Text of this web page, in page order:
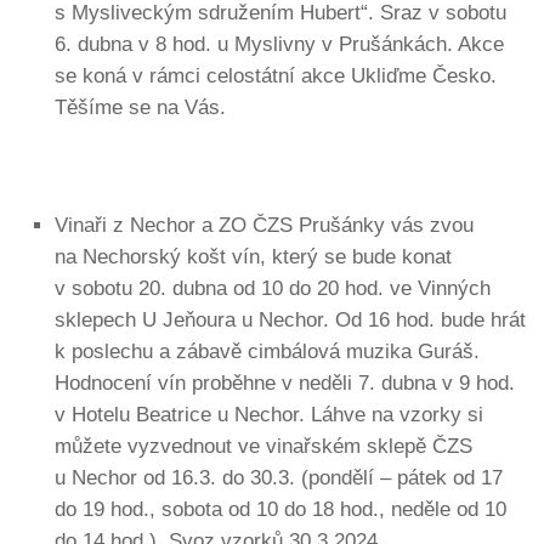
s Mysliveckým sdružením Hubert“. Sraz v sobotu
6. dubna v 8 hod. u Myslivny v Prušánkách. Akce
se koná v rámci celostátní akce Ukliďme Česko.
Těšíme se na Vás.
Vinaři z Nechor a ZO ČZS Prušánky vás zvou
na Nechorský košt vín, který se bude konat
v sobotu 20. dubna od 10 do 20 hod. ve Vinných
sklepech U Jeňoura u Nechor. Od 16 hod. bude hrát
k poslechu a zábavě cimbálová muzika Guráš.
Hodnocení vín proběhne v neděli 7. dubna v 9 hod.
v Hotelu Beatrice u Nechor. Láhve na vzorky si
můžete vyzvednout ve vinařském sklepě ČZS
u Nechor od 16.3. do 30.3. (pondělí – pátek od 17
do 19 hod., sobota od 10 do 18 hod., neděle od 10